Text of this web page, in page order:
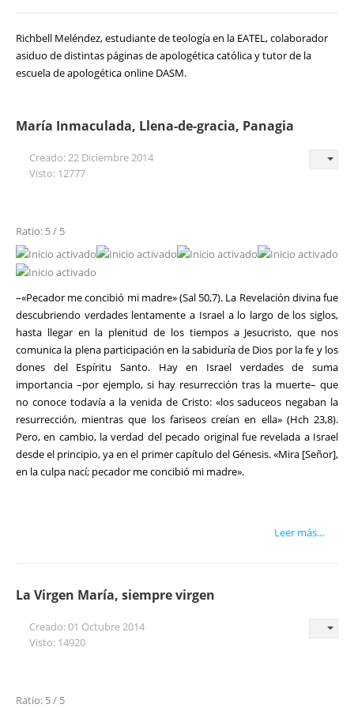
Richbell Meléndez, estudiante de teología en la EATEL, colaborador
asiduo de distintas páginas de apologética católica y tutor de la
escuela de apologética online DASM.
María Inmaculada, Llena-de-gracia, Panagia
Creado: 22 Diciembre 2014
Visto: 12777
Ratio: 5 / 5
–«Pecador me concibió mi madre» (Sal 50,7). La Revelación divina fue
descubriendo verdades lentamente a Israel a lo largo de los siglos,
hasta llegar en la plenitud de los tiempos a Jesucristo, que nos
comunica la plena participación en la sabiduría de Dios por la fe y los
dones del Espíritu Santo. Hay en Israel verdades de suma
importancia –por ejemplo, si hay resurrección tras la muerte– que
no conoce todavía a la venida de Cristo: «los saduceos negaban la
resurrección, mientras que los fariseos creían en ella» (Hch 23,8).
Pero, en cambio, la verdad del pecado original fue revelada a Israel
desde el principio, ya en el primer capítulo del Génesis. «Mira [Señor],
en la culpa nací; pecador me concibió mi madre».
Leer más...
La Virgen María, siempre virgen
Creado: 01 Octubre 2014
Visto: 14920
Ratio: 5 / 5